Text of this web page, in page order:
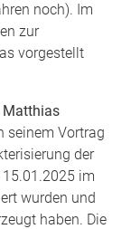
noch). Im
zur
vorgestellt
Matthias
seinem Vortrag
der
im
wurden und
haben. Die